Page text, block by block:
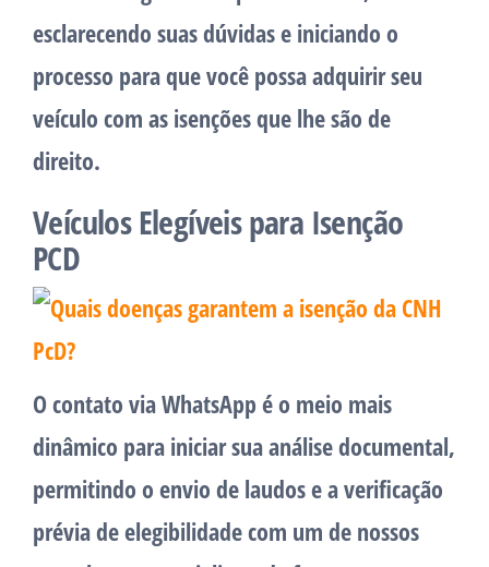
esclarecendo suas dúvidas e iniciando o
processo para que você possa adquirir seu
veículo com as isenções que lhe são de
direito.
Veículos Elegíveis para Isenção
PCD
O contato via WhatsApp é o meio mais
dinâmico para iniciar sua análise documental,
permitindo o envio de laudos e a verificação
prévia de elegibilidade com um de nossos